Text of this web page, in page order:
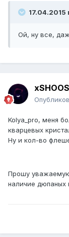
17.04.2015
Ой, ну все,
Kolya_pro, меня
кварцевых
Ну и кол-во
Прошу
наличие дюпаных